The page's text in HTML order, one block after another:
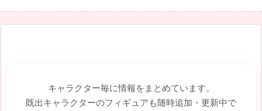
キャラクター毎に情報をまとめています。
既出キャラクターのフィギュアも随時追加・更新中で